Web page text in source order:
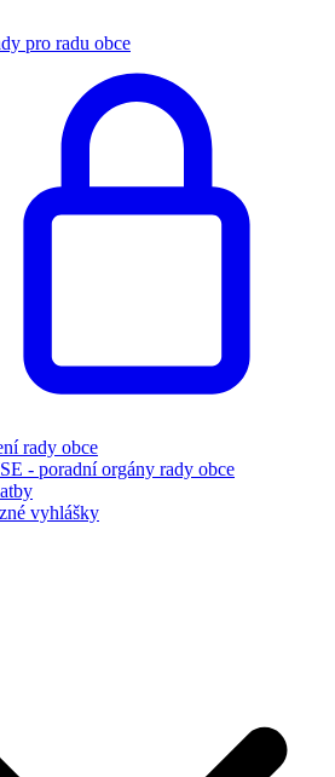
pro radu obce
rady obce
- poradní orgány rady obce
vyhlášky